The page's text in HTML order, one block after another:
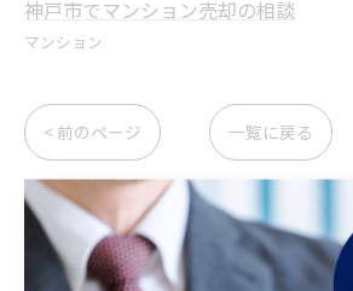
神戸市でマンション売却の相談
マンション
< 前のページ 一覧に戻る
カテゴリー